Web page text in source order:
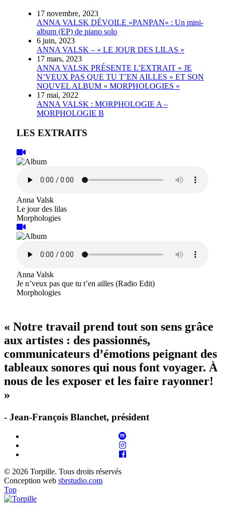
17 novembre, 2023
ANNA VALSK DÉVOILE «PANPAN» : Un mini-
album (EP) de piano solo
6 juin, 2023
ANNA VALSK – « LE JOUR DES LILAS »
17 mars, 2023
ANNA VALSK PRÉSENTE L’EXTRAIT « JE
N’VEUX PAS QUE TU T’EN AILLES » ET SON
NOUVEL ALBUM « MORPHOLOGIES »
17 mai, 2022
ANNA VALSK : MORPHOLOGIE A –
MORPHOLOGIE B
LES EXTRAITS
Anna Valsk
Le jour des lilas
Morphologies
Anna Valsk
Je n’veux pas que tu t’en ailles (Radio Edit)
Morphologies
« Notre travail prend tout son sens grâce
aux artistes : des passionnés,
communicateurs d’émotions peignant des
tableaux sonores qui nous font voyager. À
nous de les exposer et les faire rayonner!
»
- Jean-François Blanchet, président
© 2026 Torpille. Tous droits réservés
Conception web sbrstudio.com
Top